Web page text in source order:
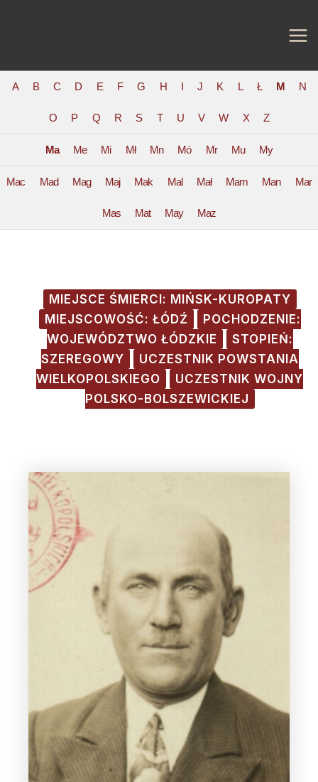
A B C D E F G H I J K L Ł M N
O P Q R S T U V W X Z
Ma Me Mi Mł Mn Mó Mr Mu My
Mac Mad Mag Maj Mak Mal Mał Mam Man Mar
Mas Mat May Maz
MIEJSCE ŚMIERCI: MIŃSK-KUROPATY
MIEJSCOWOŚĆ: ŁÓDŹ
POCHODZENIE:
WOJEWÓDZTWO ŁÓDZKIE
STOPIEŃ:
SZEREGOWY
UCZESTNIK POWSTANIA
WIELKOPOLSKIEGO
UCZESTNIK WOJNY
POLSKO-BOLSZEWICKIEJ